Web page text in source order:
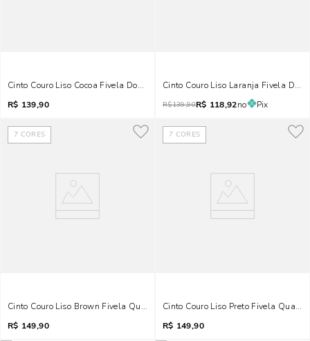
Cinto Couro Liso Cocoa Fivela Dourada
R$ 139,90
Cinto Couro Liso Laranja Fivela
R$139,90R$ 118,92no Pix
7 CORES
Cinto Couro Liso Brown Fivela Quadrada
R$ 149,90
7 CORES
Cinto Couro Liso Preto Fivela
R$ 149,90